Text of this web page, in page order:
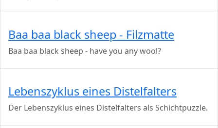
Baa baa black sheep - Filzmatte
Baa baa black sheep - have you any wool?
Lebenszyklus eines Distelfalters
Der Lebenszyklus eines Distelfalters als Schichtpuzzle.